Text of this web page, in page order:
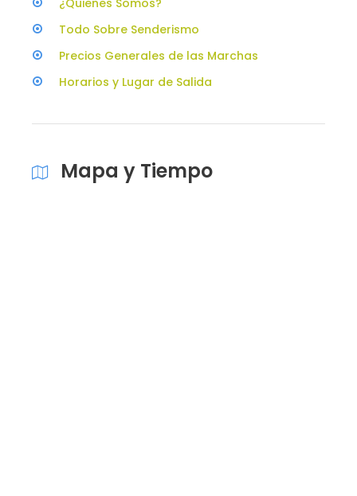
Todo Sobre Senderismo
Precios Generales de las Marchas
Horarios y Lugar de Salida
Mapa y Tiempo